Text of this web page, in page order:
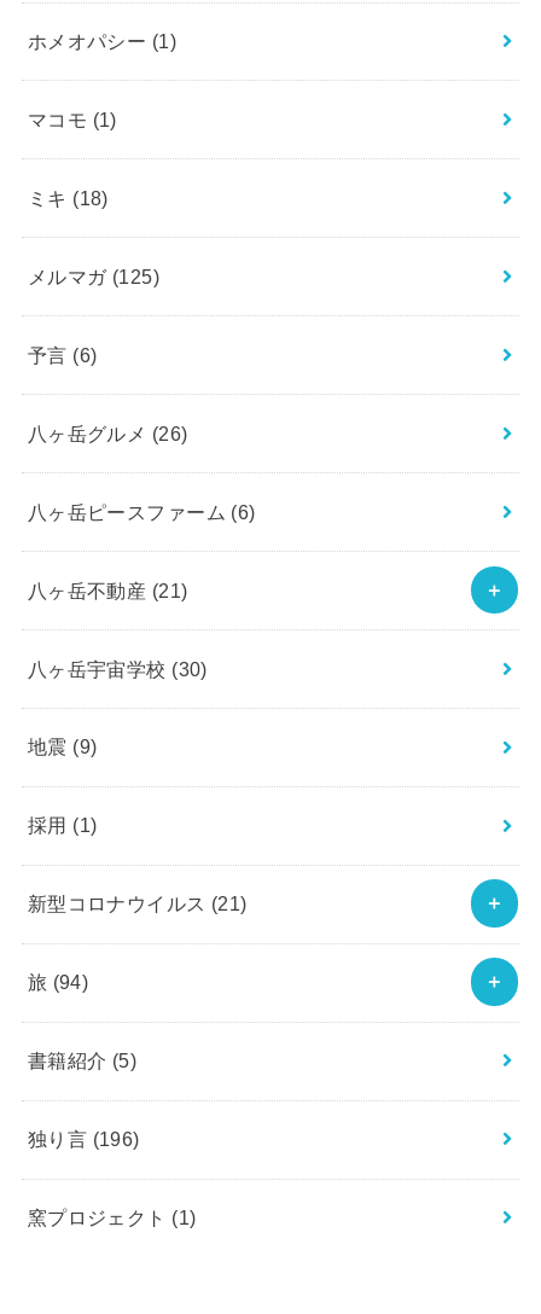
ホメオパシー (1)
マコモ (1)
ミキ (18)
メルマガ (125)
予言 (6)
八ヶ岳グルメ (26)
八ヶ岳ピースファーム (6)
八ヶ岳不動産 (21)
八ヶ岳宇宙学校 (30)
地震 (9)
採用 (1)
新型コロナウイルス (21)
旅 (94)
書籍紹介 (5)
独り言 (196)
窯プロジェクト (1)